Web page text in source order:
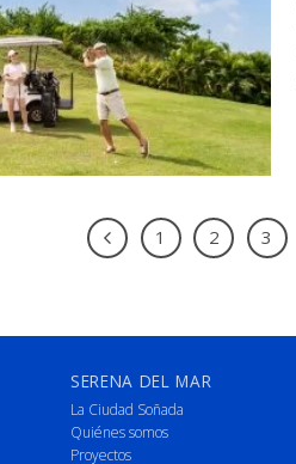
1 2 3
SERENA DEL MAR
La Ciudad Soñada
Quiénes somos
Proyectos